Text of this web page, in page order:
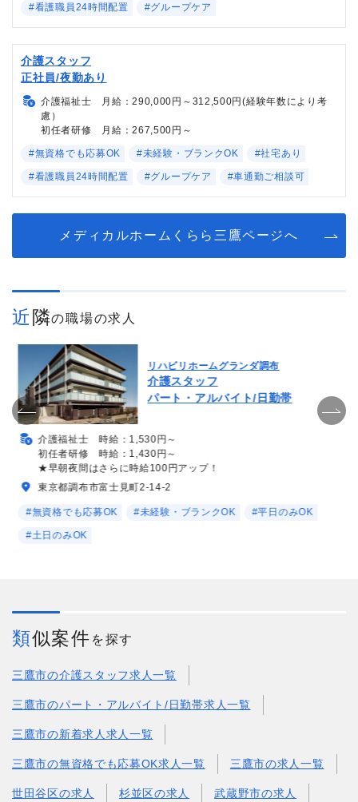
#看護職員24時間配置 #グループケア
介護スタッフ
正社員/夜勤あり
介護福祉士 月給：290,000円～312,500円(経験年数により考
慮）
初任者研修 月給：267,500円～
#無資格でも応募OK #未経験・ブランクOK #社宅あり
#看護職員24時間配置 #グループケア #車通勤ご相談可
メディカルホームくらら三鷹ページへ
近隣の職場の求人
リハビリホームグランダ調布
介護スタッフ
パート・アルバイト/日勤帯
介護福祉士 時給：1,530円～
初任者研修 時給：1,430円～
★早朝夜間はさらに時給100円アップ！
東京都調布市富士見町2-14-2
#無資格でも応募OK #未経験・ブランクOK #平日のみOK
#土日のみOK
類似案件 を探す
三鷹市の介護スタッフ求人一覧
三鷹市のパート・アルバイト/日勤帯求人一覧
三鷹市の新着求人求人一覧
三鷹市の無資格でも応募OK求人一覧 三鷹市の求人一覧
世田谷区の求人 杉並区の求人 武蔵野市の求人